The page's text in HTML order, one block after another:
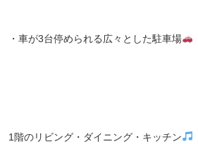
・車が3台停められる広々とした駐車場
1階のリビング・ダイニング・キッチン